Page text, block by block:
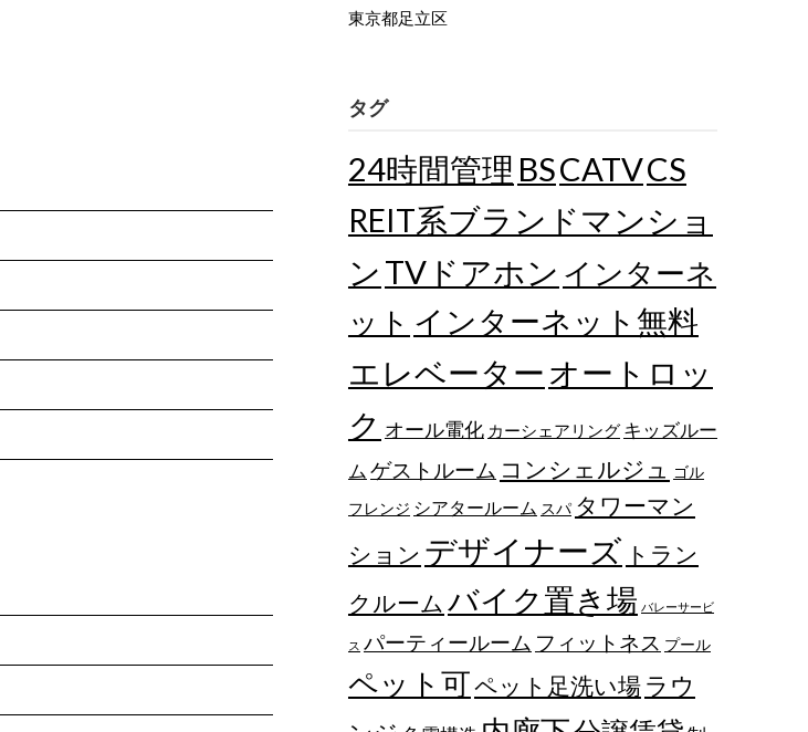
東京都足立区
タグ
24時間管理 BSCATVCS
REIT系ブランドマンショ
ン TVドアホン インターネ
ット インターネット無料
エレベーター オートロッ
ク オール電化 カーシェアリング キッズルー
ム ゲストルーム コンシェルジュ
ゴル
フレンジ シアタールーム スパ タワーマン
ション デザイナーズ トラン
クルーム バイク置き場 バレーサービ
ス パーティールーム フィットネス プール
ペット可ペット足洗い場 ラウ